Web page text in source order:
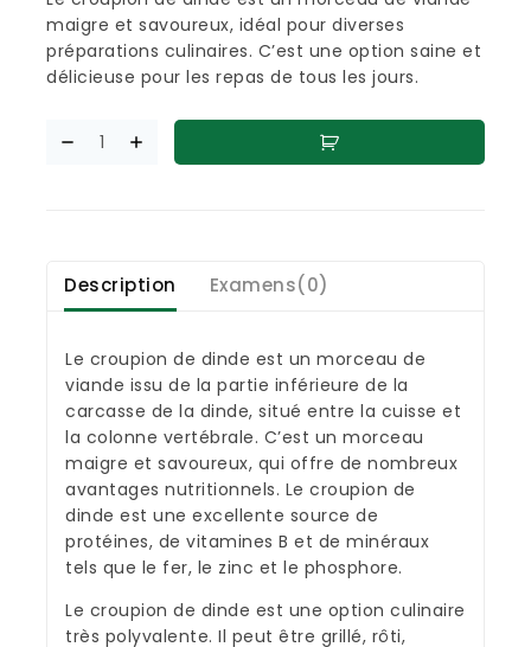
maigre et savoureux, idéal pour diverses
préparations culinaires. C’est une option saine et
délicieuse pour les repas de tous les jours.
Description Examens(0)
Le croupion de dinde est un morceau de
viande issu de la partie inférieure de la
carcasse de la dinde, situé entre la cuisse et
la colonne vertébrale. C’est un morceau
maigre et savoureux, qui offre de nombreux
avantages nutritionnels. Le croupion de
dinde est une excellente source de
protéines, de vitamines B et de minéraux
tels que le fer, le zinc et le phosphore.
Le croupion de dinde est une option culinaire
très polyvalente. Il peut être grillé, rôti,